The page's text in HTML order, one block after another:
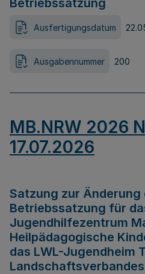
Betriebssatzung
Ausfertigungsdatum
Ausgabennummer 200
MB.NRW 2026
17.07.2026
Satzung zur Änderung
Betriebssatzung für
Jugendhilfezentrum
Heilpädagogische
das LWL-Jugendheim